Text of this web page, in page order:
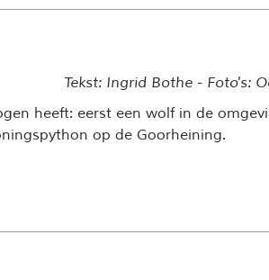
Tekst: Ingrid Bothe - Foto's:
heeft: eerst een wolf in de
op de Goorheining.